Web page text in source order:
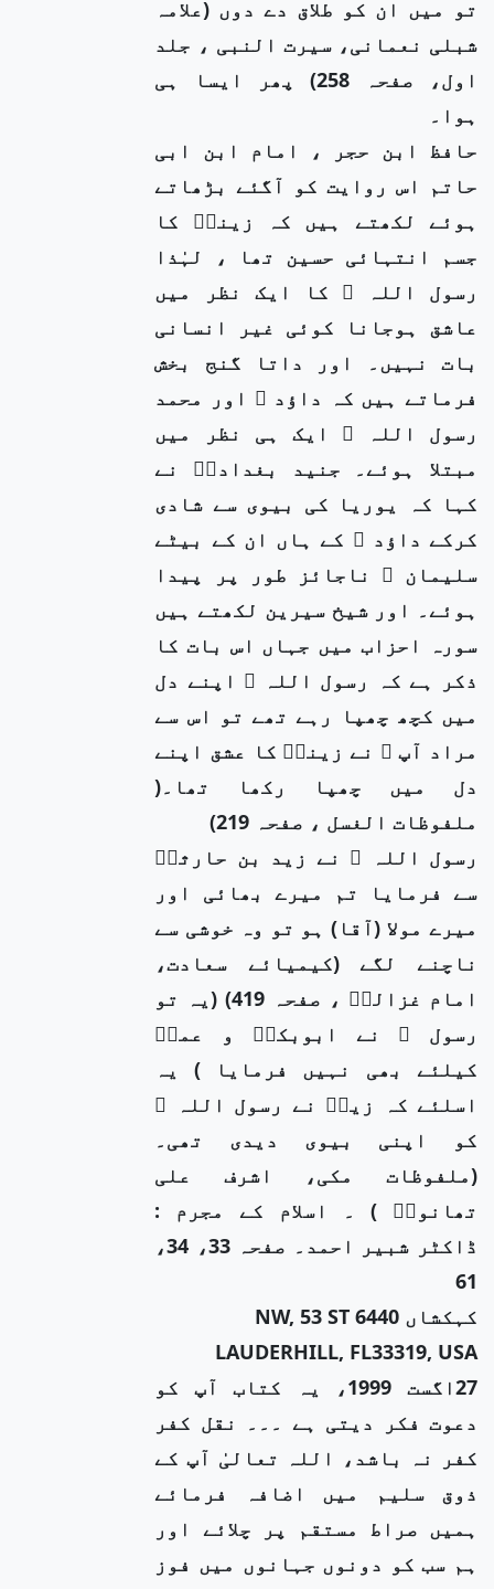
تو میں ان کو طلاق دے دوں (علامہ
شبلی نعمانی، سیرت النبی ، جلد
اول، صفحہ 258) پھر ایسا ہی
ہوا۔
حافظ ابن حجر ، امام ابن ابی
حاتم اس روایت کو آگئے بڑھاتے
ہوئے لکھتے ہیں کہ زینبؓ کا
جسم انتہائی حسین تھا ، لہٰذا
رسول اللہ ﷺ کا ایک نظر میں
عاشق ہوجانا کوئی غیر انسانی
بات نہیں۔ اور داتا گنج بخش
فرماتے ہیں کہ داؤد ؑ اور محمد
رسول اللہ ﷺ ایک ہی نظر میں
مبتلا ہوئے۔ جنید بغدادیؒ نے
کہا کہ یوریا کی بیوی سے شادی
کرکے داؤد ؑ کے ہاں ان کے بیٹے
سلیمان ؑ ناجائز طور پر پیدا
ہوئے۔ اور شیخ سیرین لکھتے ہیں
سورہ احزاب میں جہاں اس بات کا
ذکر ہے کہ رسول اللہ ﷺ اپنے دل
میں کچھ چھپا رہے تھے تو اس سے
مراد آپ ﷺ نے زینبؓ کا عشق اپنے
دل میں چھپا رکھا تھا۔(
ملفوظات الغسل ، صفحہ 219)
رسول اللہ ﷺ نے زید بن حارثہؓ
سے فرمایا تم میرے بھائی اور
میرے مولا (آقا) ہو تو وہ خوشی سے
ناچنے لگے (کیمیائے سعادت،
امام غزالیؒ ، صفحہ 419) (یہ تو
رسول ﷺ نے ابوبکرؓ و عمرؓ
کیلئے بھی نہیں فرمایا ) یہ
اسلئے کہ زیدؓ نے رسول اللہ ﷺ
کو اپنی بیوی دیدی تھی۔
(ملفوظات مکی، اشرف علی
تھانویؒ ) ۔ اسلام کے مجرم :
ڈاکٹر شبیر احمد۔ صفحہ 33، 34،
61
کہکشاں 6440 NW, 53 ST
LAUDERHILL, FL33319, USA
27اگست 1999، یہ کتاب آپ کو
دعوت فکر دیتی ہے ۔۔۔ نقل کفر
کفر نہ باشد، اللہ تعالیٰ آپ کے
ذوق سلیم میں اضافہ فرمائے
ہمیں صراط مستقم پر چلائے اور
ہم سب کو دونوں جہانوں میں فوز